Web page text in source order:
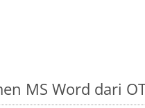
MS Word dari